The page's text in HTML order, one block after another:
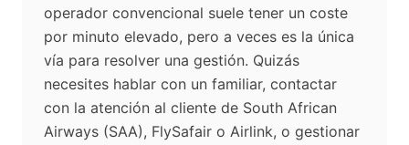
operador convencional suele tener un coste
por minuto elevado, pero a veces es la única
vía para resolver una gestión. Quizás
necesites hablar con un familiar, contactar
con la atención al cliente de South African
Airways (SAA), FlySafair o Airlink, o gestionar